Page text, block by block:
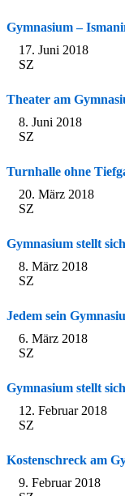
Gymnasium –
17. Juni 2018
SZ
Theater am
8. Juni 2018
SZ
Turnhalle ohne
20. März 2018
SZ
Gymnasium stellt
8. März 2018
SZ
Jedem sein
6. März 2018
SZ
Gymnasium stellt
12. Februar 2018
SZ
Kostenschreck am
9. Februar 2018